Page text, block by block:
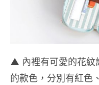
▲ 內裡有可愛的花紋
的款色，分別有紅色